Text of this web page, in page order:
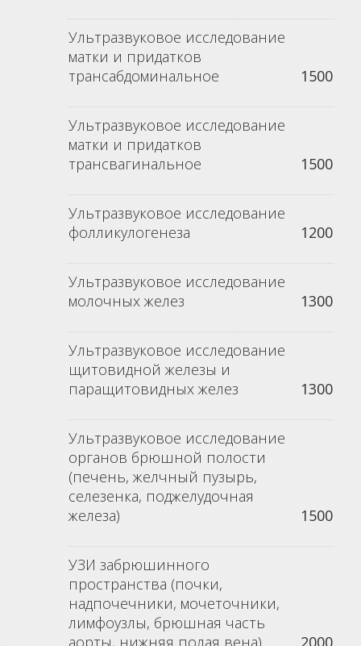
Ультразвуковое исследование
матки и придатков
трансабдоминальное
1500
Ультразвуковое исследование
матки и придатков
трансвагинальное
1500
Ультразвуковое исследование
фолликулогенеза
1200
Ультразвуковое исследование
молочных желез
1300
Ультразвуковое исследование
щитовидной железы и
паращитовидных желез
1300
Ультразвуковое исследование
органов брюшной полости
(печень, желчный пузырь,
селезенка, поджелудочная
железа)
1500
УЗИ забрюшинного
пространства (почки,
надпочечники, мочеточники,
лимфоузлы, брюшная часть
аорты, нижняя полая вена)
2000